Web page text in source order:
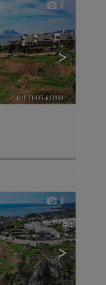
>
8
Ref. THOR-633980 🔗
>
8